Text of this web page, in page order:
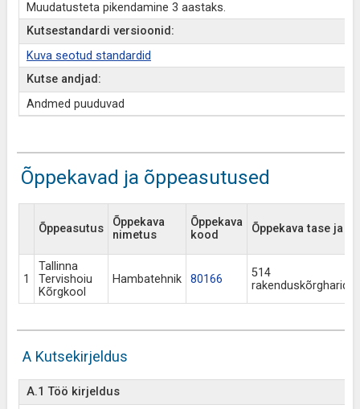
Muudatusteta pikendamine 3 aastaks.
Kutsestandardi versioonid:
Kuva seotud standardid
Kutse andjad:
Andmed puuduvad
Õppekavad ja õppeasutused
Õppeasutus
Õppekava
nimetus
Õppekava
kood
Õppekava tase ja
1
Tallinna
Tervishoiu
Kõrgkool
Hambatehnik 80166
514
A Kutsekirjeldus
A.1 Töö kirjeldus